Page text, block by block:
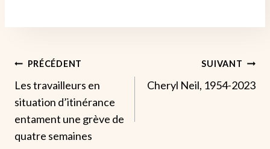
Navigation
De
L’article
PRÉCÉDENT
Les travailleurs en
situation d’itinérance
entament une grève de
quatre semaines
SUIVANT
Cheryl Neil, 1954-2023